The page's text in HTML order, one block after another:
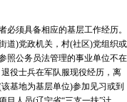
须具备相应的基层工作经历。
道)党政机关，村(社区)党组织或
照公务员法管理的事业单位不在
役士兵在军队服现役经历，离
基地为基层单位)参加见习或到